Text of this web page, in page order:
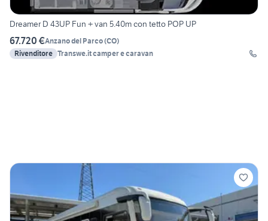
Dreamer D 43UP Fun + van 5.40m con tetto POP UP
67.720 €Anzano del Parco(CO)
Rivenditore Transwe.it camper e caravan